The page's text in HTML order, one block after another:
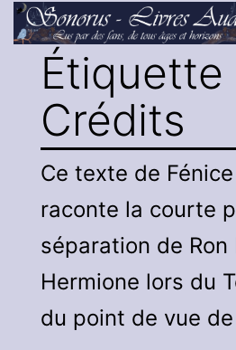
Aller
au
contenu
Sonorus
Livres
Audio
Étiquette
Crédits
Ce texte de
raconte la courte
séparation de Ron
Hermione lors du
du point de vue de